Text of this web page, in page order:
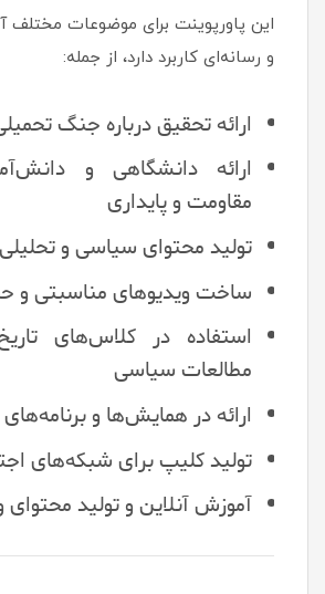
این پاورپوینت برای موضوعات مختلف
و رسانه‌ای کاربرد دارد، از جمله:
ارائه تحقیق درباره جنگ
ارائه دانشگاهی و
مقاومت و پایداری
تولید محتوای سیاسی و تحلیلی
ساخت ویدیوهای مناسبتی و
استفاده در کلاس‌های
مطالعات سیاسی
ارائه در همایش‌ها و
تولید کلیپ برای شبکه‌های
آموزش آنلاین و تولید محتوای